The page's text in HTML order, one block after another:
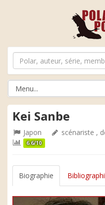
Kei Sanbe
Japon scénariste ,
6.6/10
Biographie